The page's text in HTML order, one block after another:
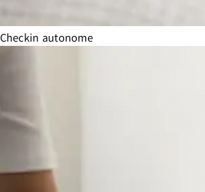
Checkin autonome